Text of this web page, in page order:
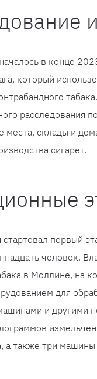
в конце
который
расследования
места, склады и
сигарет.
первый
человек.
в Моллине, на
для
и другими
а также три